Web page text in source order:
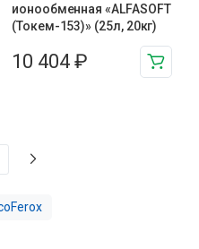
ионообменная «ALFASOFT
(Токем-153)» (25л, 20кг)
10 404 ₽